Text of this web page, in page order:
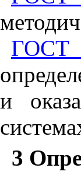
ГОСТ
и
3